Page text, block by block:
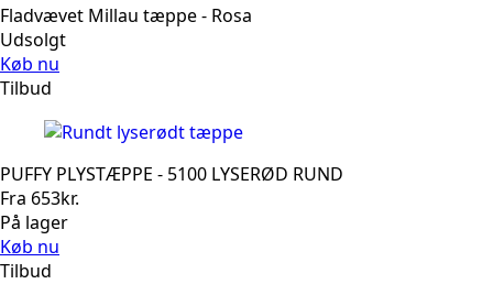
Fladvævet Millau tæppe - Rosa
Udsolgt
Køb nu
Tilbud
PUFFY PLYSTÆPPE - 5100 LYSERØD RUND
Fra 653kr.
På lager
Køb nu
Tilbud